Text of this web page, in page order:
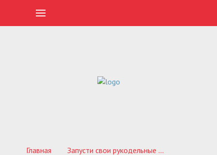
Главная
Запусти свои рукодельные продажи ВКонтакте. Обучающий курс по созданию продающей группы